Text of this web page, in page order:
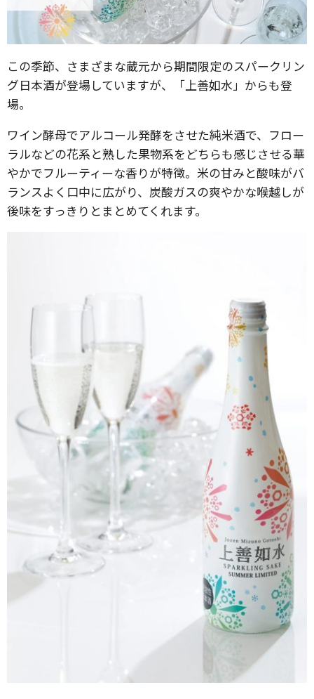
この季節、さまざまな蔵元から期間限定のスパークリン
グ日本酒が登場していますが、「上善如水」からも登
場。
​ワイン酵母でアルコール発酵をさせた純米酒で、​フロー
ラルなどの花系と熟した果物系をどちらも感じさせる華
やかでフルーティーな香りが特徴。​米の甘みと酸味が​バ
ランスよく口中に広がり、炭酸ガスの爽やかな喉越しが
後味をすっきりとまとめてくれます。